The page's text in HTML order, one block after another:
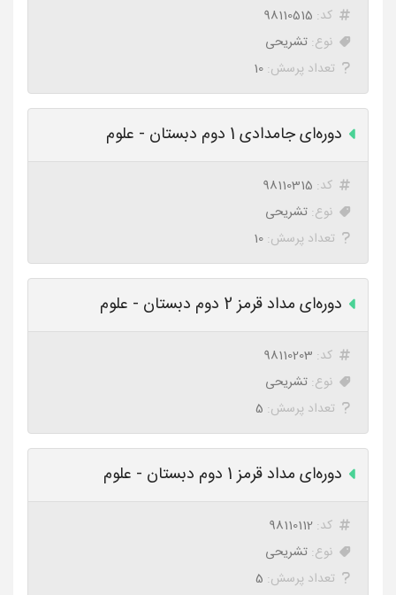
کد: 98110515
نوع: تشریحی
تعداد پرسش: 10
دوره‌ای جامدادی 1 دوم دبستان - علوم
کد: 98110315
نوع: تشریحی
تعداد پرسش: 10
دوره‌ای مداد قرمز 2 دوم دبستان - علوم
کد: 98110203
نوع: تشریحی
تعداد پرسش: 5
دوره‌ای مداد قرمز 1 دوم دبستان - علوم
کد: 98110112
نوع: تشریحی
تعداد پرسش: 5